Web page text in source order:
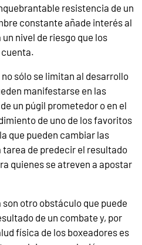
resistencia de un
constante añade interés al
nivel de riesgo que los
sólo se limitan al desarrollo
manifestarse en las
un púgil prometedor o en el
de uno de los favoritos
que pueden cambiar las
de predecir el resultado
quienes se atreven a apostar
otro obstáculo que puede
de un combate y, por
física de los boxeadores es